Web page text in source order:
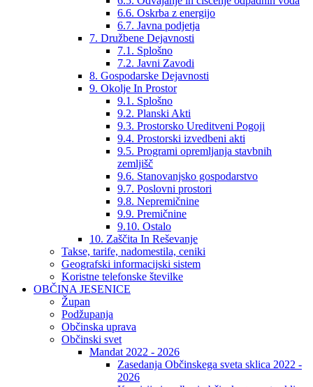
6.6. Oskrba z energijo
6.7. Javna podjetja
7. Družbene Dejavnosti
7.1. Splošno
7.2. Javni Zavodi
8. Gospodarske Dejavnosti
9. Okolje In Prostor
9.1. Splošno
9.2. Planski Akti
9.3. Prostorsko Ureditveni Pogoji
9.4. Prostorski izvedbeni akti
9.5. Programi opremljanja stavbnih
zemljišč
9.6. Stanovanjsko gospodarstvo
9.7. Poslovni prostori
9.8. Nepremičnine
9.9. Premičnine
9.10. Ostalo
10. Zaščita In Reševanje
Takse, tarife, nadomestila, ceniki
Geografski informacijski sistem
Koristne telefonske številke
OBČINA JESENICE
Župan
Podžupanja
Občinska uprava
Občinski svet
Mandat 2022 - 2026
Zasedanja Občinskega sveta sklica 2022 -
2026